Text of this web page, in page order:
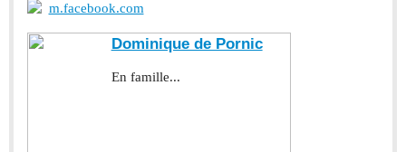
m.facebook.com
Dominique de Pornic
En famille...